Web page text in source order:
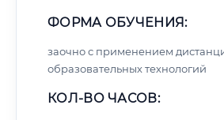
ФОРМА ОБУЧЕНИЯ:
заочно с применением
образовательных технологий
КОЛ-ВО ЧАСОВ: